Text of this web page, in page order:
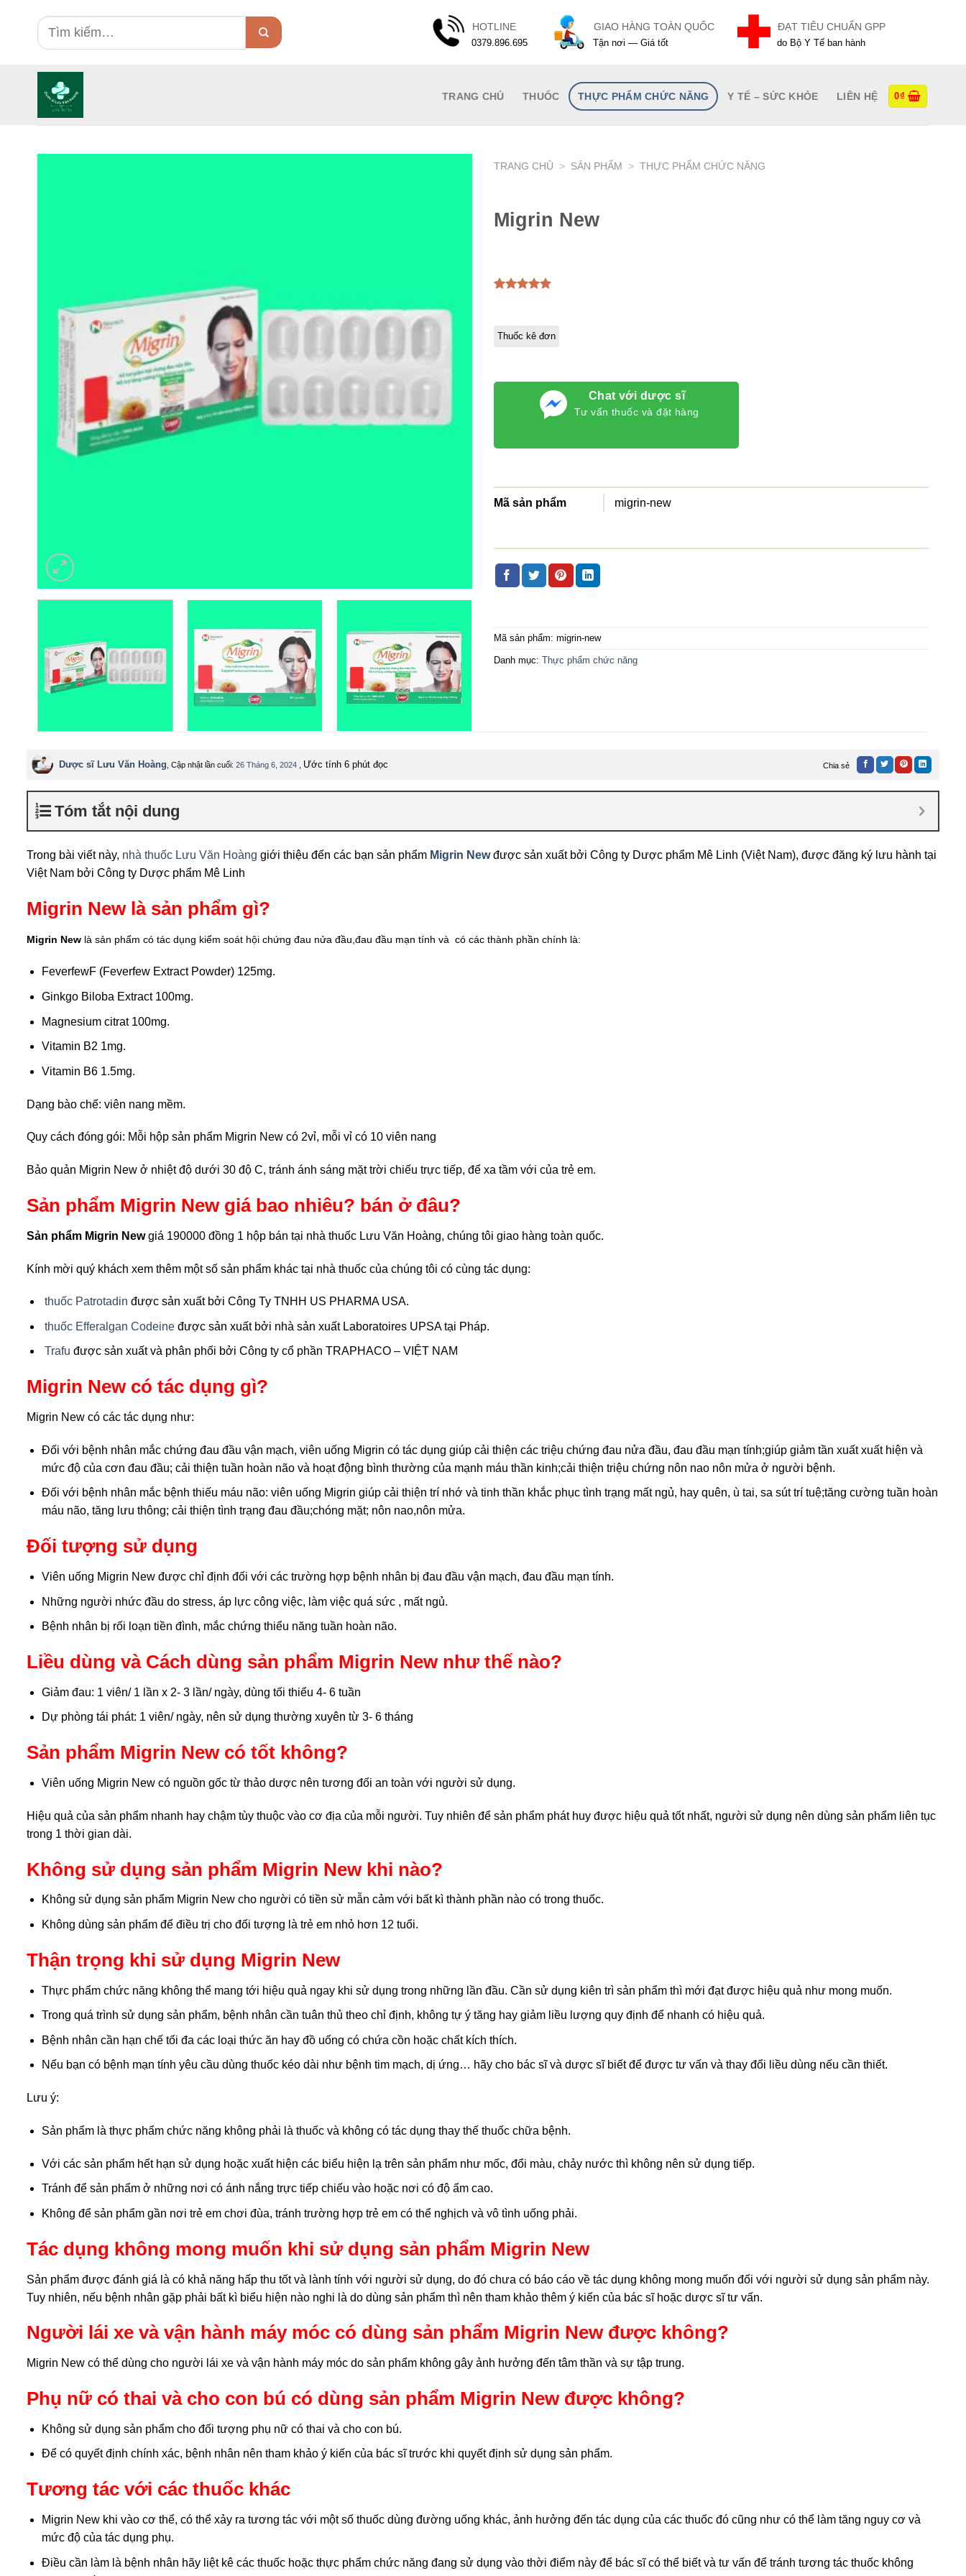
Tìm
HOTLINE
0379.896.695
GIAO HÀNG TOÀN QUỐC
Tận nơi — Giá tốt
ĐẠT TIÊU CHUẨN GPP
do Bộ Y Tế ban hành
TRANG CHỦ THUỐC THỰC PHẨM CHỨC NĂNG Y TẾ – SỨC KHỎE LIÊN HỆ 0₫
TRANG CHỦ > SẢN PHẨM > THỰC PHẨM CHỨC NĂNG
Chat với dược sĩ
Tư vấn thuốc và đặt hàng
Migrin New
Thuốc kê đơn
Mã sản phẩm migrin-new
Mã sản phẩm: migrin-new
Danh mục: Thực phẩm chức năng
Dược sĩ Lưu Văn Hoàng , Cập nhật lần cuối: 26 Tháng 6, 2024 Ước tính 6 phút đọc Chia sẻ
Tóm tắt nội dung
Trong bài viết này, nhà thuốc Lưu Văn Hoàng giới thiệu đến các bạn sản phẩm Migrin Newđược sản xuất bởi Công ty Dược phẩm Mê Linh (Việt Nam), được đăng ký lưu hành tại
Việt Nam bởi Công ty Dược phẩm Mê Linh
Migrin New là sản phẩm gì?
Migrin New là sản phẩm có tác dụng kiểm soát hội chứng đau nửa đầu,đau đầu mạn tính và có các thành phần chính là:
FeverfewF (Feverfew Extract Powder) 125mg.
Ginkgo Biloba Extract 100mg.
Magnesium citrat 100mg.
Vitamin B2 1mg.
Vitamin B6 1.5mg.
Dạng bào chế: viên nang mềm.
Quy cách đóng gói: Mỗi hộp sản phẩm Migrin New có 2vỉ, mỗi vỉ có 10 viên nang
Bảo quản Migrin New ở nhiệt độ dưới 30 độ C, tránh ánh sáng mặt trời chiếu trực tiếp, để xa tầm với của trẻ em.
Sản phẩm Migrin New giá bao nhiêu? bán ở đâu?
Sản phẩm Migrin Newgiá 190000 đồng 1 hộp bán tại nhà thuốc Lưu Văn Hoàng, chúng tôi giao hàng toàn quốc.
Kính mời quý khách xem thêm một số sản phẩm khác tại nhà thuốc của chúng tôi có cùng tác dụng:
thuốc Patrotadin được sản xuất bởi Công Ty TNHH US PHARMA USA.
thuốc Efferalgan Codeineđược sản xuất bởi nhà sản xuất Laboratoires UPSA tại Pháp.
Trafu được sản xuất và phân phối bởi Công ty cổ phần TRAPHACO – VIỆT NAM
Migrin New có tác dụng gì?
Migrin New có các tác dụng như:
Đối với bệnh nhân mắc chứng đau đầu vận mạch, viên uống Migrin có tác dụng giúp cải thiện các triệu chứng đau nửa đầu, đau đầu mạn tính;giúp giảm tần xuất xuất hiện và
mức độ của cơn đau đầu; cải thiện tuần hoàn não và hoạt động bình thường của mạnh máu thần kinh;cải thiện triệu chứng nôn nao nôn mửa ở người bệnh.
Đối với bệnh nhân mắc bệnh thiếu máu não: viên uống Migrin giúp cải thiện trí nhớ và tinh thần khắc phục tình trạng mất ngủ, hay quên, ù tai, sa sút trí tuệ;tăng cường tuần hoàn
máu não, tăng lưu thông; cải thiện tình trạng đau đầu;chóng mặt; nôn nao,nôn mửa.
Đối tượng sử dụng
Viên uống Migrin New được chỉ định đối với các trường hợp bệnh nhân bị đau đầu vận mạch, đau đầu mạn tính.
Những người nhức đầu do stress, áp lực công việc, làm việc quá sức , mất ngủ.
Bệnh nhân bị rối loạn tiền đình, mắc chứng thiểu năng tuần hoàn não.
Liều dùng và Cách dùng sản phẩm Migrin New như thế nào?
Giảm đau: 1 viên/ 1 lần x 2- 3 lần/ ngày, dùng tối thiểu 4- 6 tuần
Dự phòng tái phát: 1 viên/ ngày, nên sử dụng thường xuyên từ 3- 6 tháng
Sản phẩm Migrin New có tốt không?
Viên uống Migrin New có nguồn gốc từ thảo dược nên tương đối an toàn với người sử dụng.
Hiệu quả của sản phẩm nhanh hay chậm tùy thuộc vào cơ địa của mỗi người. Tuy nhiên để sản phẩm phát huy được hiệu quả tốt nhất, người sử dụng nên dùng sản phẩm liên tục
trong 1 thời gian dài.
Không sử dụng sản phẩm Migrin New khi nào?
Không sử dụng sản phẩm Migrin New cho người có tiền sử mẫn cảm với bất kì thành phần nào có trong thuốc.
Không dùng sản phẩm để điều trị cho đối tượng là trẻ em nhỏ hơn 12 tuổi.
Thận trọng khi sử dụng Migrin New
Thực phẩm chức năng không thể mang tới hiệu quả ngay khi sử dụng trong những lần đầu. Cần sử dụng kiên trì sản phẩm thì mới đạt được hiệu quả như mong muốn.
Trong quá trình sử dụng sản phẩm, bệnh nhân cần tuân thủ theo chỉ định, không tự ý tăng hay giảm liều lượng quy định để nhanh có hiệu quả.
Bệnh nhân cần hạn chế tối đa các loại thức ăn hay đồ uống có chứa cồn hoặc chất kích thích.
Nếu bạn có bệnh mạn tính yêu cầu dùng thuốc kéo dài như bệnh tim mạch, dị ứng… hãy cho bác sĩ và dược sĩ biết để được tư vấn và thay đổi liều dùng nếu cần thiết.
Lưu ý:
Sản phẩm là thực phẩm chức năng không phải là thuốc và không có tác dụng thay thế thuốc chữa bệnh.
Với các sản phẩm hết hạn sử dụng hoặc xuất hiện các biểu hiện lạ trên sản phẩm như mốc, đổi màu, chảy nước thì không nên sử dụng tiếp.
Tránh để sản phẩm ở những nơi có ánh nắng trực tiếp chiếu vào hoặc nơi có độ ẩm cao.
Không để sản phẩm gần nơi trẻ em chơi đùa, tránh trường hợp trẻ em có thể nghịch và vô tình uống phải.
Tác dụng không mong muốn khi sử dụng sản phẩm Migrin New
Sản phẩm được đánh giá là có khả năng hấp thu tốt và lành tính với người sử dụng, do đó chưa có báo cáo về tác dụng không mong muốn đối với người sử dụng sản phẩm này.
Tuy nhiên, nếu bệnh nhân gặp phải bất kì biểu hiện nào nghi là do dùng sản phẩm thì nên tham khảo thêm ý kiến của bác sĩ hoặc dược sĩ tư vấn.
Người lái xe và vận hành máy móc có dùng sản phẩm Migrin New được không?
Migrin New có thể dùng cho người lái xe và vận hành máy móc do sản phẩm không gây ảnh hưởng đến tâm thần và sự tập trung.
Phụ nữ có thai và cho con bú có dùng sản phẩm Migrin New được không?
Không sử dụng sản phẩm cho đối tượng phụ nữ có thai và cho con bú.
Để có quyết định chính xác, bệnh nhân nên tham khảo ý kiến của bác sĩ trước khi quyết định sử dụng sản phẩm.
Tương tác với các thuốc khác
Migrin New khi vào cơ thể, có thể xảy ra tương tác với một số thuốc dùng đường uống khác, ảnh hưởng đến tác dụng của các thuốc đó cũng như có thể làm tăng nguy cơ và
mức độ của tác dụng phụ.
Điều cần làm là bệnh nhân hãy liệt kê các thuốc hoặc thực phẩm chức năng đang sử dụng vào thời điểm này để bác sĩ có thể biết và tư vấn để tránh tương tác thuốc không